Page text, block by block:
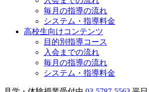
毎月の指導の流れ
システム・指導料金
高校生向けコンテンツ
目的別指導コース
入会までの流れ
毎月の指導の流れ
システム・指導料金